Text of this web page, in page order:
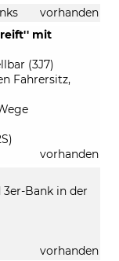
vorhanden
mit
(3J7)
Fahrersitz,
vorhanden
3er-Bank in der
vorhanden